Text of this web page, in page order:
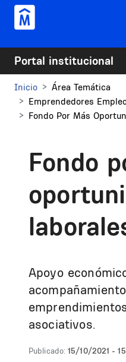
Pasar al contenido principal
Portal institucional
Inicio
Área Temática
Emprendedores
Fondo Por Más
Fondo
Apoyo
asociativos.
Publicado: 15/10/2021 -